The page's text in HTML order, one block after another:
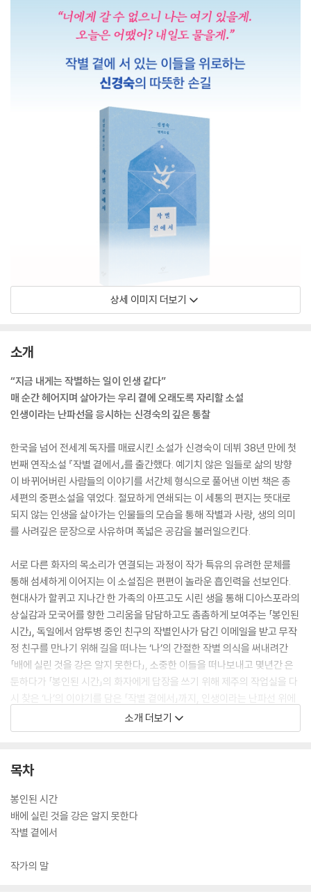
상세 이미지 더보기
소개
“지금 내게는 작별하는 일이 인생 같다”
매 순간 헤어지며 살아가는 우리 곁에 오래도록 자리할 소설
인생이라는 난파선을 응시하는 신경숙의 깊은 통찰
한국을 넘어 전세계 독자를 매료시킨 소설가 신경숙이 데뷔 38년 만에 첫
번째 연작소설 『작별 곁에서』를 출간했다. 예기치 않은 일들로 삶의 방향
이 바뀌어버린 사람들의 이야기를 서간체 형식으로 풀어낸 이번 책은 총
세편의 중편소설을 엮었다. 절묘하게 연쇄되는 이 세통의 편지는 뜻대로
되지 않는 인생을 살아가는 인물들의 모습을 통해 작별과 사랑, 생의 의미
를 사려깊은 문장으로 사유하며 폭넓은 공감을 불러일으킨다.
서로 다른 화자의 목소리가 연결되는 과정이 작가 특유의 유려한 문체를
통해 섬세하게 이어지는 이 소설집은 편편이 놀라운 흡인력을 선보인다.
현대사가 할퀴고 지나간 한 가족의 아프고도 시린 생을 통해 디아스포라의
상실감과 모국어를 향한 그리움을 담담하고도 촘촘하게 보여주는 「봉인된
시간」, 독일에서 암투병 중인 친구의 작별인사가 담긴 이메일을 받고 무작
정 친구를 만나기 위해 길을 떠나는 ‘나’의 간절한 작별 의식을 써내려간
「배에 실린 것을 강은 알지 못한다」, 소중한 이들을 떠나보내고 몇년간 은
둔하다가 「봉인된 시간」의 화자에게 답장을 쓰기 위해 제주의 작업실을 다
시 찾은 ‘나’의 이야기를 담은 「작별 곁에서」까지, 인생이라는 난파선 위에
서도 끝내 삶의 의지를 다지는 존재들의 감동적인 이야기를 서정적이면서
도 아름다운 문장으로 가슴 절절하게 그려내며 단단한 작품성을 증명한다.
소개 더보기
목차
봉인된 시간
배에 실린 것을 강은 알지 못한다
작별 곁에서
작가의 말